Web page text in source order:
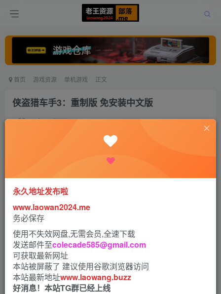
首页 游戏资源 单机游戏 正文
侠盗猎车手3：重制版 免安装中文版
老王 打赏
侠盗猎车手3：重制版是R星对GTA3游戏的重制版本，画质
更加高清，人物模型更为生动。游侠网分享gta3重制版下
载，欢迎来到自由城市，这是一切的起点。
永久地址发布啦
www.laowan2024.me
务必保存
使用不失效网盘,无需会员,全速下载
发送邮件至colecade585@gmail.com
可获取最新网址
本站被屏蔽了 建议使用谷歌浏览器访问
本站最新地址www.laowang.buzz
好消息！本站TG群已经上线